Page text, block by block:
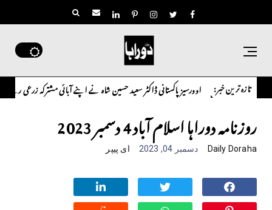
تازہ ترین خبر:
اوورسیز پاکستانی ڈاکٹر سعید حسین شاہ نے اپنے آبائی مشترکہ زرعی رقبے کے تنازع پر
روزنامہ دوراہا اسلام آباد 4 دسمبر 2023
Daily Doraha دسمبر 04, 2023 ای پیپر